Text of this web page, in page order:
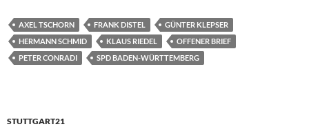
AXEL TSCHORN FRANK DISTEL
GÜNTER KLEPSER
HERMANN SCHMID
KLAUS RIEDEL
OFFENER BRIEF
PETER CONRADI
SPD BADEN-WÜRTTEMBERG
STUTTGART21